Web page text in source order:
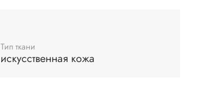
Тип ткани
искусственная кожа